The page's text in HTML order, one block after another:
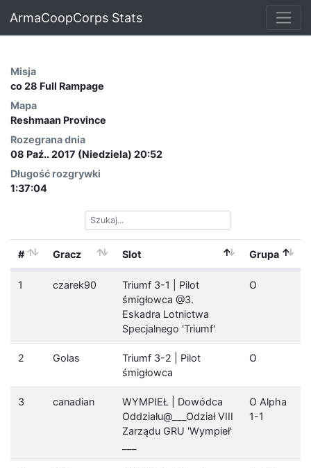
ArmaCoopCorps Stats
Misja
co 28 Full Rampage
Mapa
Reshmaan Province
Rozegrana dnia
08 Paź.. 2017 (Niedziela) 20:52
Długość rozgrywki
1:37:04
# Gracz Slot Grupa
1 czarek90
Triumf 3-1 | Pilot
śmigłowca @3.
Eskadra Lotnictwa
Specjalnego 'Triumf'
O
2 Golas
Triumf 3-2 | Pilot
śmigłowca
O
3 canadian
WYMPIEŁ | Dowódca
Oddziału@___Odział VIII
Zarządu GRU 'Wympieł'
O Alpha
1-1